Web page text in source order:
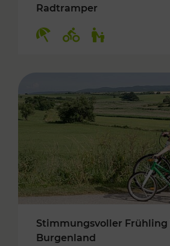
Radtramper
Stimmungsvoller Frühling
Burgenland